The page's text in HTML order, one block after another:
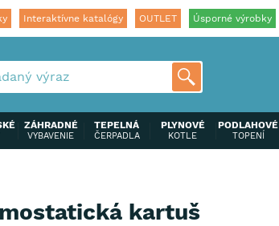
Interaktívne katalógy OUTLET Úsporné výrobky
ZÁHRADNÉ
VYBAVENIE
TEPELNÁ
ČERPADLA
PLYNOVÉ
KOTLE
PODLAHOVÉ
TOPENÍ
kartuš